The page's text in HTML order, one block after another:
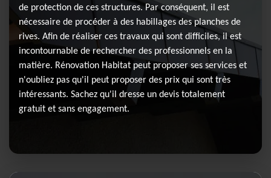
de protection de ces structures. Par conséquent, il est
nécessaire de procéder à des habillages des planches de
rives. Afin de réaliser ces travaux qui sont difficiles, il est
incontournable de rechercher des professionnels en la
matière. Rénovation Habitat peut proposer ses services et
n'oubliez pas qu'il peut proposer des prix qui sont très
intéressants. Sachez qu'il dresse un devis totalement
gratuit et sans engagement.